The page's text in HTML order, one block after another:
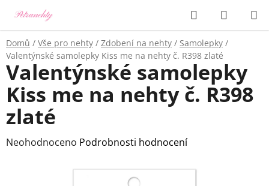
obsah
Hledat
KOŠÍK
Domů / Vše pro nehty / Zdobení na nehty / Samolepky /
Valentýnské samolepky Kiss me na nehty č. R398 zlaté
Valentýnské samolepky
Kiss me na nehty č. R398
zlaté
Průměrné
Neohodnoceno Podrobnosti hodnocení